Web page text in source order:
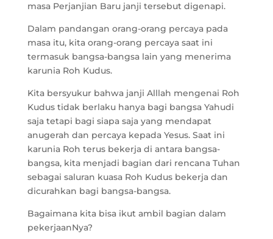
masa Perjanjian Baru janji tersebut digenapi.
Dalam pandangan orang-orang percaya pada
masa itu, kita orang-orang percaya saat ini
termasuk bangsa-bangsa lain yang menerima
karunia Roh Kudus.
Kita bersyukur bahwa janji Alllah mengenai Roh
Kudus tidak berlaku hanya bagi bangsa Yahudi
saja tetapi bagi siapa saja yang mendapat
anugerah dan percaya kepada Yesus. Saat ini
karunia Roh terus bekerja di antara bangsa-
bangsa, kita menjadi bagian dari rencana Tuhan
sebagai saluran kuasa Roh Kudus bekerja dan
dicurahkan bagi bangsa-bangsa.
Bagaimana kita bisa ikut ambil bagian dalam
pekerjaanNya?